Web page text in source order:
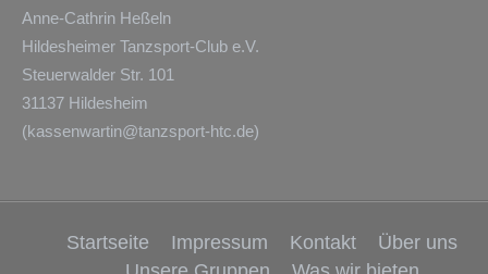
Anne-Cathrin Heßeln
Hildesheimer Tanzsport-Club e.V.
Steuerwalder Str. 101
31137 Hildesheim
(kassenwartin@tanzsport-htc.de)
Startseite Impressum Kontakt
Über uns